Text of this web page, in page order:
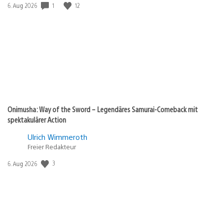
Veröffentlichungsdatum:
6. Aug 2026 1 12
Onimusha: Way of the Sword – Legendäres Samurai-Comeback mit
spektakulärer Action
Ulrich Wimmeroth
Freier Redakteur
Veröffentlichungsdatum:
6. Aug 2026 3